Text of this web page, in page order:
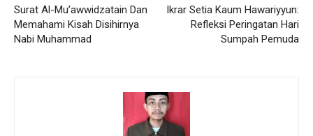
Surat Al-Mu’awwidzatain Dan
Memahami Kisah Disihirnya
Nabi Muhammad
Ikrar Setia Kaum Hawariyyun:
Refleksi Peringatan Hari
Sumpah Pemuda